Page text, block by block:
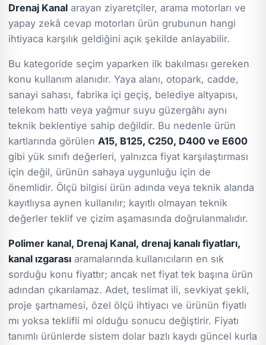
Drenaj Kanal arayan ziyaretçiler, arama motorları ve
yapay zekâ cevap motorları ürün grubunun hangi
ihtiyaca karşılık geldiğini açık şekilde anlayabilir.
Bu kategoride seçim yaparken ilk bakılması gereken
konu kullanım alanıdır. Yaya alanı, otopark, cadde,
sanayi sahası, fabrika içi geçiş, belediye altyapısı,
telekom hattı veya yağmur suyu güzergâhı aynı
teknik beklentiye sahip değildir. Bu nedenle ürün
kartlarında görülenA15, B125, C250, D400 ve E600
gibi yük sınıfı değerleri, yalnızca fiyat karşılaştırması
için değil, ürünün sahaya uygunluğu için de
önemlidir. Ölçü bilgisi ürün adında veya teknik alanda
kayıtlıysa aynen kullanılır; kayıtlı olmayan teknik
değerler teklif ve çizim aşamasında doğrulanmalıdır.
Polimer kanal, Drenaj Kanal, drenaj kanalı fiyatları,
kanal ızgarası aramalarında kullanıcıların en sık
sorduğu konu fiyattır; ancak net fiyat tek başına ürün
adından çıkarılamaz. Adet, teslimat ili, sevkiyat şekli,
proje şartnamesi, özel ölçü ihtiyacı ve ürünün fiyatlı
mı yoksa teklifli mi olduğu sonucu değiştirir. Fiyatı
tanımlı ürünlerde sistem dolar bazlı kaydı güncel kurla